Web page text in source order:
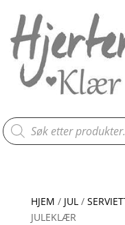
Products
search
HJEM / JUL/
JULEKLÆR